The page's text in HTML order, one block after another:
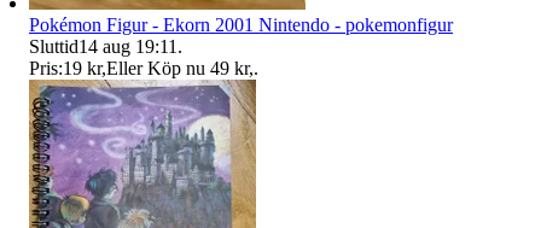
Pokémon Figur - Ekorn 2001 Nintendo - pokemonfigur
Sluttid14 aug 19:11 .
Pris:19 kr,Eller Köp nu 49 kr,.